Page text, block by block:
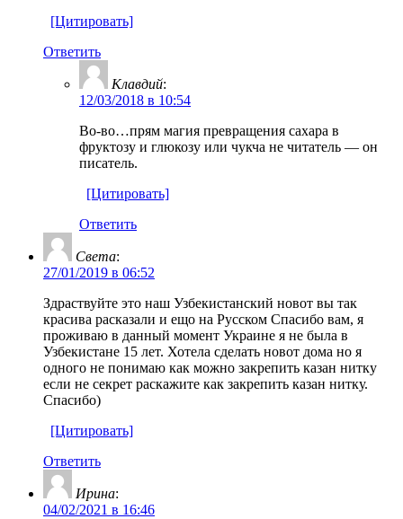
[Цитировать]
Ответить
Клавдий:
12/03/2018 в 10:54
Во-во…прям магия превращения сахара в
фруктозу и глюкозу или чукча не читатель — он
писатель.
[Цитировать]
Ответить
Света:
27/01/2019 в 06:52
Здраствуйте это наш Узбекистанский новот вы так
красива расказали и ещо на Русском Спасибо вам, я
проживаю в данный момент Украине я не была в
Узбекистане 15 лет. Хотела сделать новот дома но я
одного не понимаю как можно закрепить казан нитку
если не секрет раскажите как закрепить казан нитку.
Спасибо)
[Цитировать]
Ответить
Ирина:
04/02/2021 в 16:46